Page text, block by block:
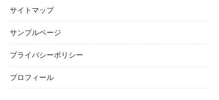
サイトマップ
サンプルページ
プライバシーポリシー
プロフィール